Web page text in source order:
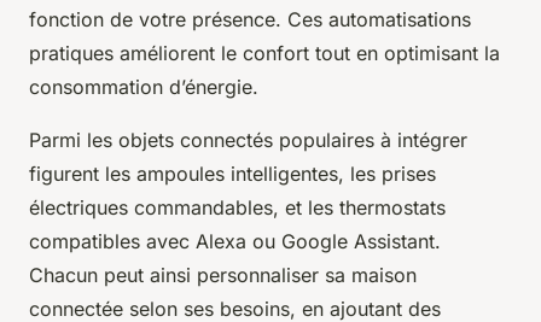
fonction de votre présence. Ces automatisations
pratiques améliorent le confort tout en optimisant la
consommation d’énergie.
Parmi les objets connectés populaires à intégrer
figurent les ampoules intelligentes, les prises
électriques commandables, et les thermostats
compatibles avec Alexa ou Google Assistant.
Chacun peut ainsi personnaliser sa maison
connectée selon ses besoins, en ajoutant des